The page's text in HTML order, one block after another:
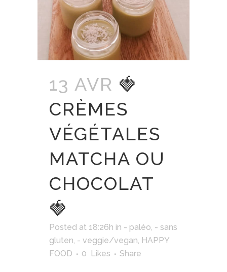
13 AVR 🍓
CRÈMES
VÉGÉTALES
MATCHA OU
CHOCOLAT
🍓
Posted at 18:26h in - paléo, - sans
gluten, - veggie/vegan, HAPPY
FOOD
0 Likes Share